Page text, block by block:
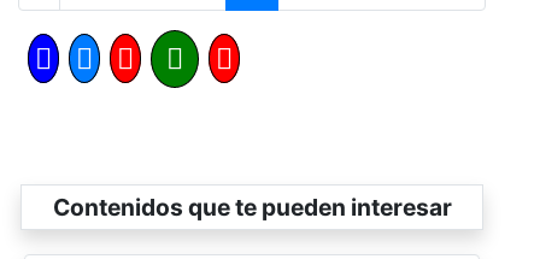
Contenidos que te pueden interesar